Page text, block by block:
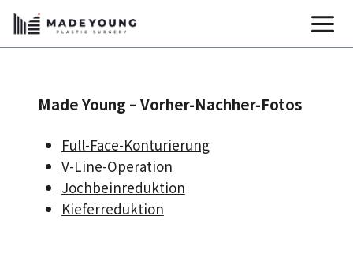
Zum
Inhalt
springen
Made Young – Vorher-Nachher-Fotos
Full-Face-Konturierung
V-Line-Operation
Jochbeinreduktion
Kieferreduktion